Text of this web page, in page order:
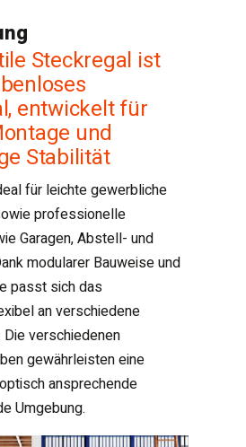
Steckregal ist
entwickelt für
und
Stabilität
für leichte gewerbliche
professionelle
Garagen, Abstell- und
modularer Bauweise und
passt sich das
an verschiedene
Die verschiedenen
gewährleisten eine
ansprechende
Umgebung.